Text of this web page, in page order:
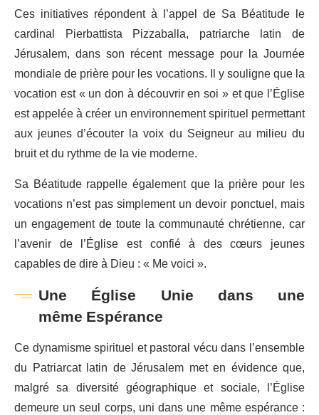
Ces initiatives répondent à l’appel de Sa Béatitude le
cardinal Pierbattista Pizzaballa, patriarche latin de
Jérusalem, dans son récent message pour la Journée
mondiale de prière pour les vocations. Il y souligne que la
vocation est « un don à découvrir en soi » et que l’Église
est appelée à créer un environnement spirituel permettant
aux jeunes d’écouter la voix du Seigneur au milieu du
bruit et du rythme de la vie moderne.
Sa Béatitude rappelle également que la prière pour les
vocations n’est pas simplement un devoir ponctuel, mais
un engagement de toute la communauté chrétienne, car
l’avenir de l’Église est confié à des cœurs jeunes
capables de dire à Dieu : « Me voici ».
Une Église Unie dans une
même Espérance
Ce dynamisme spirituel et pastoral vécu dans l’ensemble
du Patriarcat latin de Jérusalem met en évidence que,
malgré sa diversité géographique et sociale, l’Église
demeure un seul corps, uni dans une même espérance :